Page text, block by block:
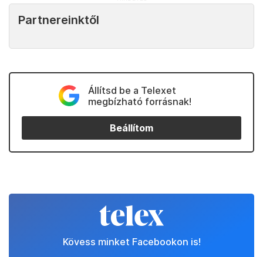
Partnereinktől
Állítsd be a Telexet
megbízható forrásnak!
Beállítom
Kövess minket Facebookon is!